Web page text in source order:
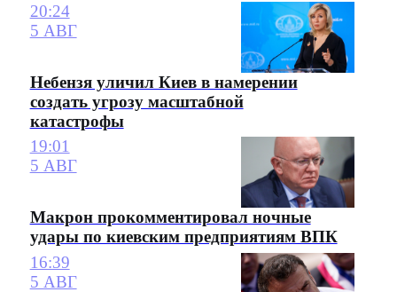
20:24
5 АВГ
Небензя уличил Киев в намерении
создать угрозу масштабной
катастрофы
19:01
5 АВГ
Макрон прокомментировал ночные
удары по киевским предприятиям ВПК
16:39
5 АВГ